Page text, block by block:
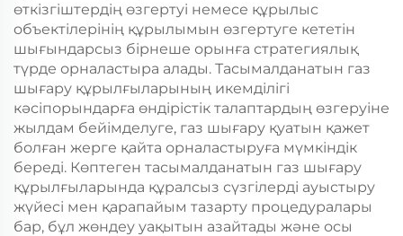
өткізгіштердің өзгертуі немесе құрылыс
объектілерінің құрылымын өзгертуге кететін
шығындарсыз бірнеше орынға стратегиялық
түрде орналастыра алады. Тасымалданатын газ
шығару құрылғыларының икемділігі
кәсіпорындарға өндірістік талаптардың өзгеруіне
жылдам бейімделуге, газ шығару қуатын қажет
болған жерге қайта орналастыруға мүмкіндік
береді. Көптеген тасымалданатын газ шығару
құрылғыларында құралсыз сүзгілерді ауыстыру
жүйесі мен қарапайым тазарту процедуралары
бар, бұл жөндеу уақытын азайтады және осы